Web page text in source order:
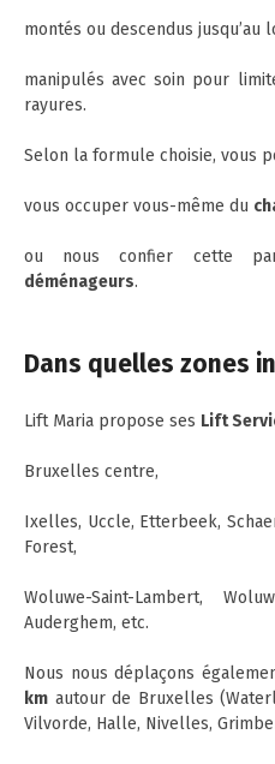
montés ou descendus jusqu’au
manipulés avec soin pour
rayures.
Selon la formule choisie, vous
vous occuper vous-même du
ou nous confier cette
déménageurs.
Dans quelles zones
Lift Maria propose ses Lift
Bruxelles centre,
Ixelles, Uccle, Etterbeek,
Forest,
Woluwe-Saint-Lambert,
Auderghem, etc.
Nous nous déplaçons
km autour de Bruxelles
Vilvorde, Halle, Nivelles,